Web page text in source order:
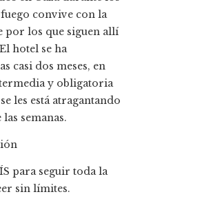
convive con la
los que siguen allí
hotel se ha
casi dos meses, en
y obligatoria
les está atragantando
semanas.
para seguir toda la
sin límites.